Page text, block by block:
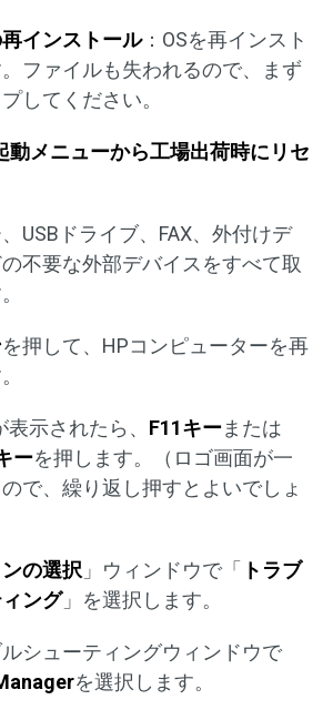
インストール：OSを再インスト
ファイルも失われるので、まず
してください。
動メニューから工場出荷時にリセ
USBドライブ、FAX、外付けデ
不要な外部デバイスをすべて取
を押して、HPコンピューターを再
示されたら、 F11キーまたは
ーを押します。（ロゴ画面が一
で、繰り返し押すとよいでしょ
の選択 」ウィンドウで「 トラブ
ング」を選択します。
シューティングウィンドウで
を選択します。